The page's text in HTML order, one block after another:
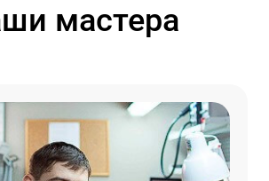
мастера